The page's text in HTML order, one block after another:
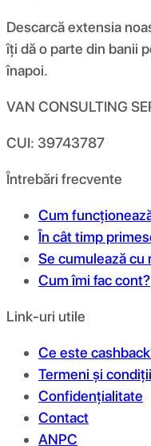
Descarcă extensia
îți dă o parte din banii
înapoi.
VAN CONSULTING
CUI: 39743787
Întrebări frecvente
Cum
În cât timp
Se cumulează cu
Cum îmi fac cont?
Link-uri utile
Ce este
Termeni și condiții
Confidențialitate
Contact
ANPC